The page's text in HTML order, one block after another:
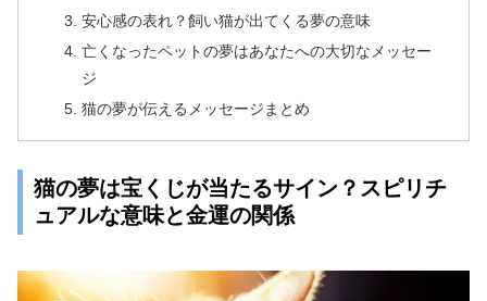
安心感の表れ？飼い猫が出てくる夢の意味
亡くなったペットの夢はあなたへの大切なメッセー
ジ
猫の夢が伝えるメッセージまとめ
猫の夢は宝くじが当たるサイン？スピリチ
ュアルな意味と金運の関係